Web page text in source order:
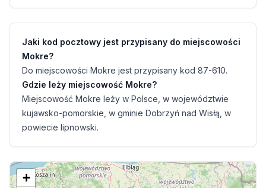
Jaki kod pocztowy jest przypisany do miejscowości
Mokre?
Do miejscowości Mokre jest przypisany kod 87-610.
Gdzie leży miejscowość Mokre?
Miejscowość Mokre leży w Polsce, w województwie
kujawsko-pomorskie, w gminie Dobrzyń nad Wisłą, w
powiecie lipnowski.
+